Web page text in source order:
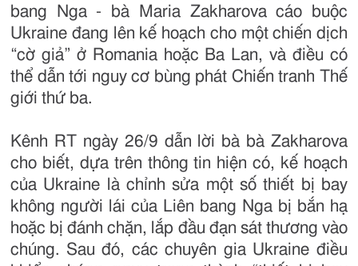
bang Nga - bà Maria Zakharova cáo buộc
Ukraine đang lên kế hoạch cho một chiến dịch
“cờ giả” ở Romania hoặc Ba Lan, và điều có
thể dẫn tới nguy cơ bùng phát Chiến tranh Thế
giới thứ ba.
Kênh RT ngày 26/9 dẫn lời bà bà Zakharova
cho biết, dựa trên thông tin hiện có, kế hoạch
của Ukraine là chỉnh sửa một số thiết bị bay
không người lái của Liên bang Nga bị bắn hạ
hoặc bị đánh chặn, lắp đầu đạn sát thương vào
chúng. Sau đó, các chuyên gia Ukraine điều